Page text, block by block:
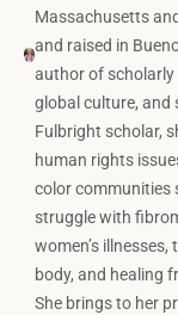
Massachusetts
and raised in
author of scholarly
global culture, and
Fulbright scholar,
human rights
color communities
struggle with
women’s
body, and healing
She brings to her